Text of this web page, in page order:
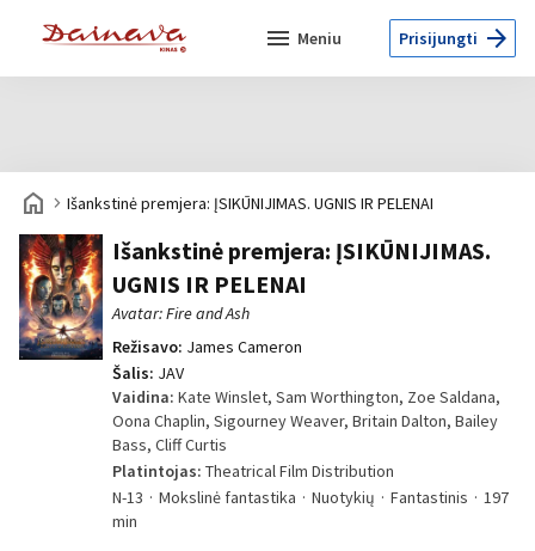
menu Meniu Prisijungti arrow_forward
home navigate_next Išankstinė premjera: ĮSIKŪNIJIMAS. UGNIS IR PELENAI
Išankstinė premjera: ĮSIKŪNIJIMAS.
UGNIS IR PELENAI
Avatar: Fire and Ash
Režisavo: James Cameron
Šalis: JAV
Vaidina:Kate Winslet, Sam Worthington, Zoe Saldana,
Oona Chaplin, Sigourney Weaver, Britain Dalton, Bailey
Bass, Cliff Curtis
Platintojas:Theatrical Film Distribution
N-13
Mokslinė fantastika Nuotykių Fantastinis
197
min